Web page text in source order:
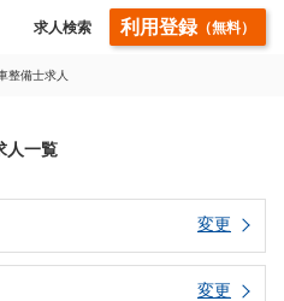
求人検索 利用登録（無料）
整備士求人
人一覧
変更
変更